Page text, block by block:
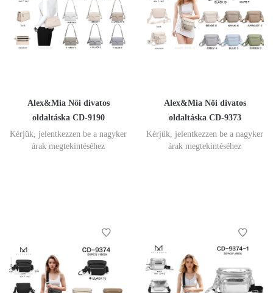
Alex&Mia Női divatos
oldaltáska CD-9190
Kérjük, jelentkezzen be a nagyker
árak megtekintéséhez
Alex&Mia Női divatos
oldaltáska CD-9373
Kérjük, jelentkezzen be a nagyker
árak megtekintéséhez